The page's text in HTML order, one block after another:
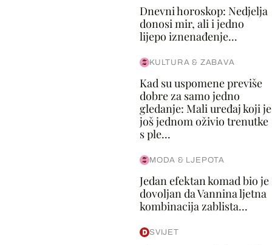
Dnevni horoskop: Nedjelja
donosi mir, ali i jedno
lijepo iznenađenje...
KULTURA & ZABAVA
Kad su uspomene previše
dobre za samo jedno
gledanje: Mali uređaj koji je
još jednom oživio trenutke
s ple...
MODA & LJEPOTA
Jedan efektan komad bio je
dovoljan da Vannina ljetna
kombinacija zablista...
SVIJET